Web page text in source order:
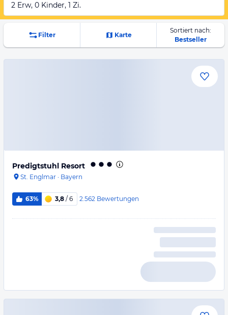
2 Erw, 0 Kinder, 1 Zi.
Filter Karte
Sortiert nach:
Bestseller
Predigtstuhl Resort
St. Englmar · Bayern
63% 3,8 / 6 2.562 Bewertungen